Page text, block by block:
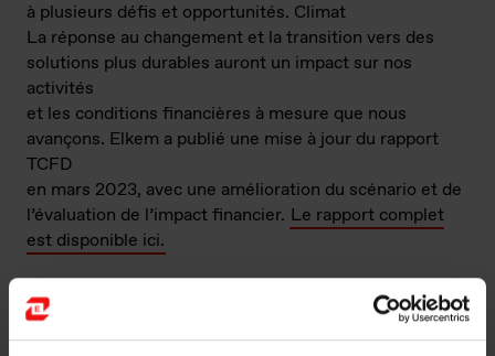
à plusieurs défis et opportunités. Climat
La réponse au changement et la transition vers des
solutions plus durables auront un impact sur nos
activités
et les conditions financières à mesure que nous
avançons. Elkem a publié une mise à jour du rapport
TCFD
en mars 2023, avec une amélioration du scénario et de
l’évaluation de l’impact financier. Le rapport complet
est disponible ici.
Notre impact : Les émissions de gaz à effet de serre
(GES) (CO₂) sont inhérentes au processus de
production de silicium, de ferrosilicon et de silicones.